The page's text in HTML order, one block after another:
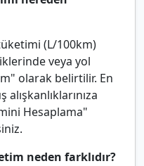
(L/100km)
veya yol
olarak belirtilir. En
Hesaplama"
neden farklıdır?